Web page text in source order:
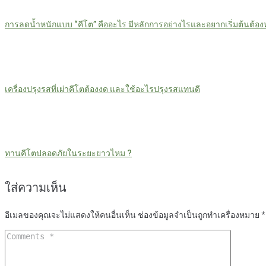
การลดน้ำหนักแบบ “คีโต” คืออะไร มีหลักการอย่างไรและอยากเริ่มต้นต้อง
เครื่องปรุงรสที่เผ่าคีโตต้องงด และใช้อะไรปรุงรสแทนดี
ทานคีโตปลอดภัยในระยะยาวไหม ?
ใส่ความเห็น
อีเมลของคุณจะไม่แสดงให้คนอื่นเห็น ช่องข้อมูลจำเป็นถูกทำเครื่องหมาย *